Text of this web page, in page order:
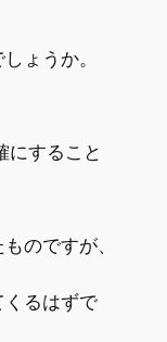
ょうか。
にすること
のですが、
くるはずで